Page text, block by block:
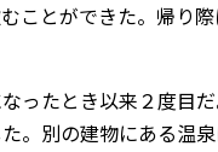
ことができた。帰り
ったとき以来２度目
。別の建物にある温